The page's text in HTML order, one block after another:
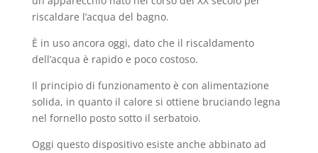
riscaldare l’acqua del bagno.
È in uso ancora oggi, dato che il riscaldamento
dell’acqua è rapido e poco costoso.
Il principio di funzionamento è con alimentazione
solida, in quanto il calore si ottiene bruciando legna
nel fornello posto sotto il serbatoio.
Oggi questo dispositivo esiste anche abbinato ad